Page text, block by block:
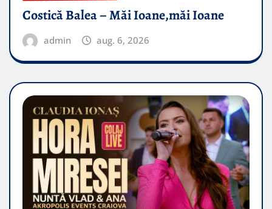
Costică Balea – Măi Ioane,măi Ioane
admin aug. 6, 2026